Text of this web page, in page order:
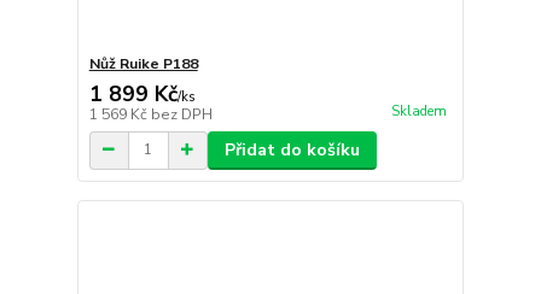
Nůž Ruike P188
1 899 Kč/ks
1 569 Kč bez DPH Skladem
Přidat do košíku